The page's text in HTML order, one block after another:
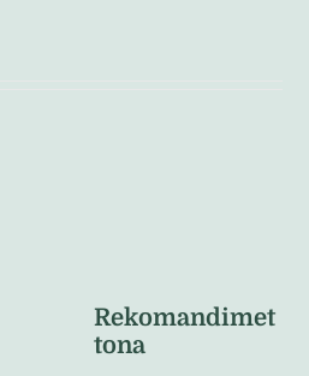
Politikat e kthimeve
Rekomandimet
tona